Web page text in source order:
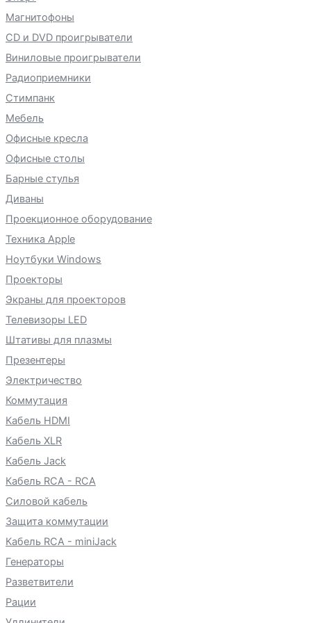
Магнитофоны
CD и DVD проигрыватели
Виниловые проигрыватели
Радиоприемники
Стимпанк
Мебель
Офисные кресла
Офисные столы
Барные стулья
Диваны
Проекционное оборудование
Техника Apple
Ноутбуки Windows
Проекторы
Экраны для проекторов
Телевизоры LED
Штативы для плазмы
Презентеры
Электричество
Коммутация
Кабель HDMI
Кабель XLR
Кабель Jack
Кабель RCA - RCA
Силовой кабель
Защита коммутации
Кабель RCA - miniJack
Генераторы
Разветвители
Рации